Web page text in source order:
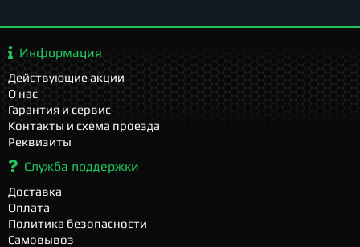
Информация
Действующие акции
О нас
Гарантия и сервис
Контакты и схема проезда
Реквизиты
Служба поддержки
Доставка
Оплата
Политика безопасности
Самовывоз